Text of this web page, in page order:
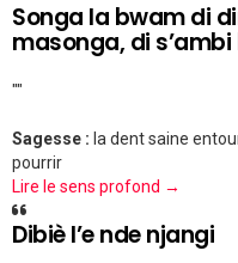
Songa la bwam di
masonga, di s’ambi
""
Sagesse : la dent saine
pourrir
Lire le sens profond →
Dibiè l’e nde njangi